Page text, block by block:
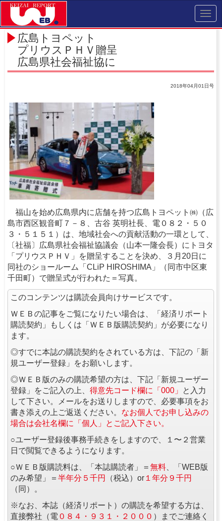
広島トヨペット
プリウスＰＨＶ贈呈
広島県社会福祉協に
2018年04月01日号
福山を始め広島県内に店舗を持つ広島トヨペット㈱（広
島市西区観音町７－８、古谷 英明社長、電０８２・５０
３・５１５１）は、地域社会への貢献活動の一環として、
〔社福〕広島県社会福祉協議会（山本一隆会長）にトヨタ
「プリウスＰＨＶ」を贈呈することを決め、３月20日に
同社のショールーム「CLiP HIROSHIMA」（同市中区東
千田町）で贈呈式が行われた＝写真。
このコンテンツは購読会員向けサービスです。
ＷＥＢの記事をご覧になりたい場合は、「経済リポート
購読契約」もしくは「ＷＥＢ版購読契約」が必要になり
ます。
◎すでに本誌の購読契約をされている方は、下記の「新
規ユーザー登録」をお願いします。
◎ＷＥＢ版のみの購読希望の方は、下記「新規ユーザー
登録」をご記入の上、 得意先コード欄に「000」
と入力
して下さい。メールをお送りしますので、必要事項をお
書き添えの上ご返送ください。 なお個人でお申し込みの
場合は会社名欄に「個人」とご記入下さい。
○ユーザー登録後事務手続きをしますので、１〜２営業
日で閲覧できるようになります。
○ＷＥＢ版購読料は、「本誌購読者」＝ 無料 、「WEB版
のみ希望」＝ 半年分５千円 （税込）or １年分９千円
（同）。
※なお、本誌（経済リポート）の購読を希望する方は、
直接弊社（電 ０８４・９３１・２０００ ）までご連絡く